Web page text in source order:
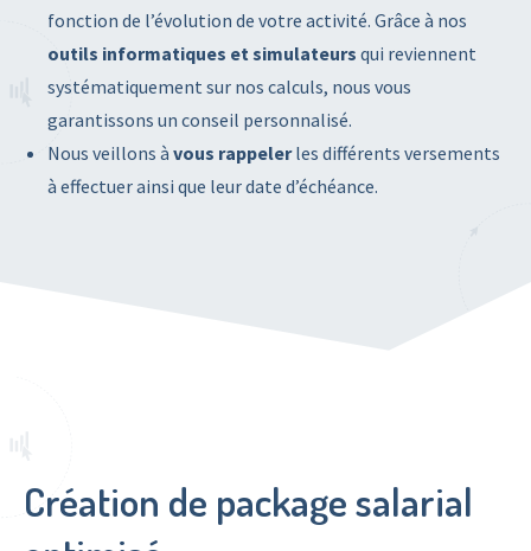
fonction de l’évolution de votre activité. Grâce à nos
outils informatiques et simulateurs qui reviennent
systématiquement sur nos calculs, nous vous
garantissons un conseil personnalisé.
Nous veillons à vous rappelerles différents versements
à effectuer ainsi que leur date d’échéance.
Création de package salarial